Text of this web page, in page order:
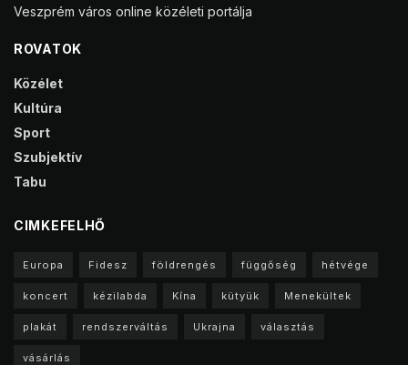
Veszprém város online közéleti portálja
ROVATOK
Közélet
Kultúra
Sport
Szubjektív
Tabu
CIMKEFELHŐ
Europa Fidesz földrengés függőség hétvége
koncert kézilabda Kína kütyük Menekültek
plakát rendszerváltás Ukrajna választás
vásárlás